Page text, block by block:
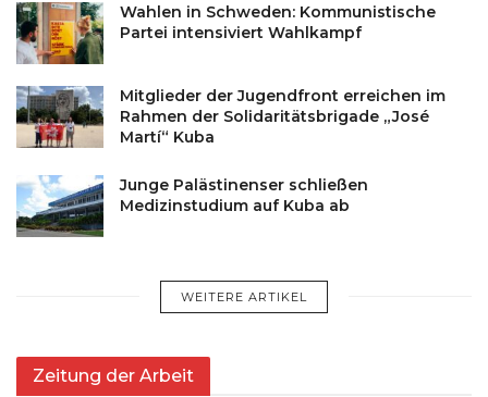
Wahlen in Schweden: Kommunistische
Partei intensiviert Wahlkampf
Mitglieder der Jugendfront erreichen im
Rahmen der Solidaritätsbrigade „José
Martí“ Kuba
Junge Palästinenser schließen
Medizinstudium auf Kuba ab
WEITERE ARTIKEL
Zeitung der Arbeit